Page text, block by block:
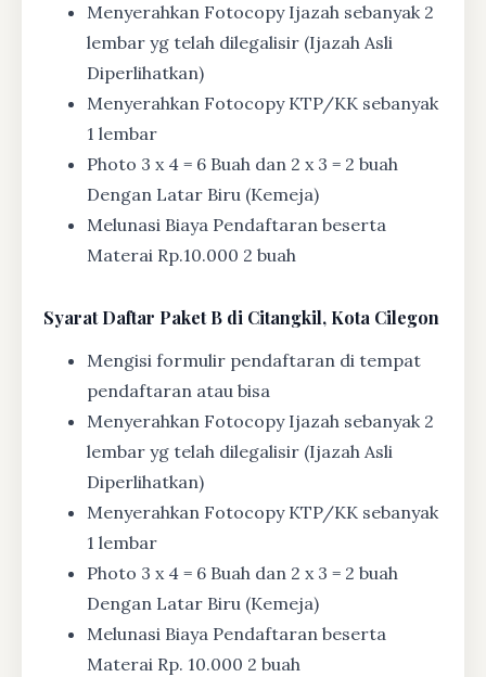
Menyerahkan Fotocopy Ijazah sebanyak 2
lembar yg telah dilegalisir (Ijazah Asli
Diperlihatkan)
Menyerahkan Fotocopy KTP/KK sebanyak
1 lembar
Photo 3 x 4 = 6 Buah dan 2 x 3 = 2 buah
Dengan Latar Biru (Kemeja)
Melunasi Biaya Pendaftaran beserta
Materai Rp.10.000 2 buah
SyaratDaftar Paket B di Citangkil, Kota Cilegon
Mengisi formulir pendaftaran di tempat
pendaftaran atau bisa
Menyerahkan Fotocopy Ijazah sebanyak 2
lembar yg telah dilegalisir (Ijazah Asli
Diperlihatkan)
Menyerahkan Fotocopy KTP/KK sebanyak
1 lembar
Photo 3 x 4 = 6 Buah dan 2 x 3 = 2 buah
Dengan Latar Biru (Kemeja)
Melunasi Biaya Pendaftaran beserta
Materai Rp. 10.000 2 buah